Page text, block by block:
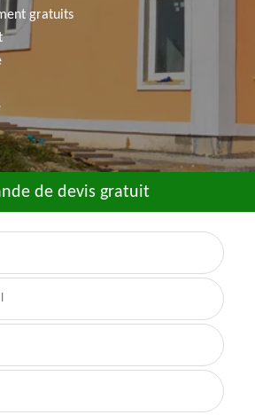
gratuits
de devis gratuit